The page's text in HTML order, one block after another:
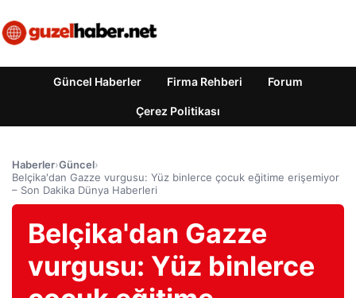
Güncel Haberler Firma Rehberi Forum
Çerez Politikası
Haberler›Güncel›
Belçika'dan Gazze vurgusu: Yüz binlerce çocuk eğitime erişemiyor
– Son Dakika Dünya Haberleri
Belçika'dan Gazze
vurgusu: Yüz binlerce